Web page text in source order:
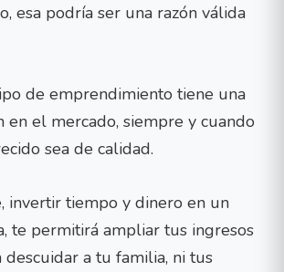
esa podría ser una razón válida
de emprendimiento tiene una
en el mercado, siempre y cuando
sea de calidad.
invertir tiempo y dinero en un
te permitirá ampliar tus ingresos
descuidar a tu familia, ni tus